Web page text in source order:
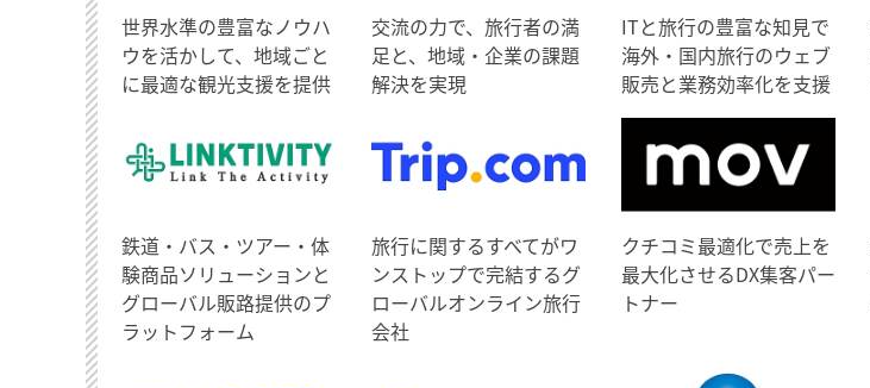
世界水準の豊富なノウハ
ウを活かして、地域ごと
に最適な観光支援を提供
交流の力で、旅行者の満
足と、地域・企業の課題
解決を実現
ITと旅行の豊富な知見で
海外・国内旅行のウェブ
販売と業務効率化を支援
鉄道・バス・ツアー・体
験商品ソリューションと
グローバル販路提供のプ
ラットフォーム
旅行に関するすべてがワ
ンストップで完結するグ
ローバルオンライン旅行
会社
クチコミ最適化で売上を
最大化させるDX集客パー
トナー